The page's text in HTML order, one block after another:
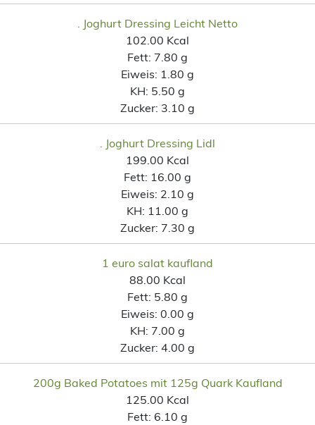
. Joghurt Dressing Leicht Netto
102.00 Kcal
Fett: 7.80 g
Eiweis: 1.80 g
KH: 5.50 g
Zucker: 3.10 g
. Joghurt Dressing Lidl
199.00 Kcal
Fett: 16.00 g
Eiweis: 2.10 g
KH: 11.00 g
Zucker: 7.30 g
1 euro salat kaufland
88.00 Kcal
Fett: 5.80 g
Eiweis: 0.00 g
KH: 7.00 g
Zucker: 4.00 g
200g Baked Potatoes mit 125g Quark Kaufland
125.00 Kcal
Fett: 6.10 g